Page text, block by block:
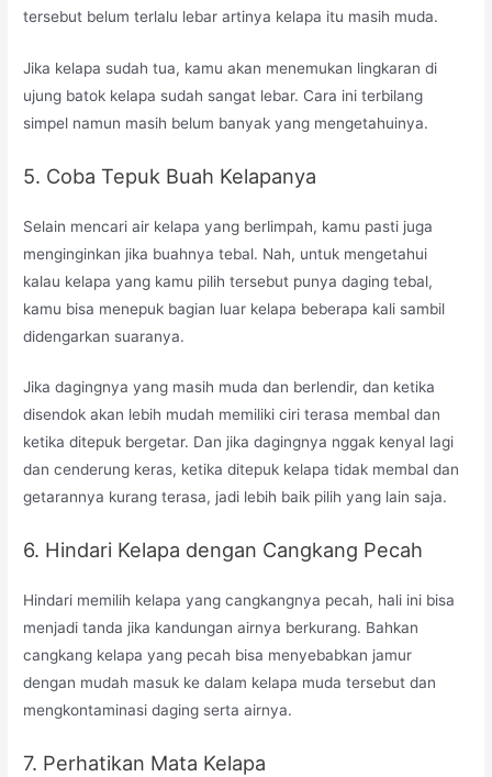
tersebut belum terlalu lebar artinya kelapa itu masih muda.
Jika kelapa sudah tua, kamu akan menemukan lingkaran di
ujung batok kelapa sudah sangat lebar. Cara ini terbilang
simpel namun masih belum banyak yang mengetahuinya.
5. Coba Tepuk Buah Kelapanya
Selain mencari air kelapa yang berlimpah, kamu pasti juga
menginginkan jika buahnya tebal. Nah, untuk mengetahui
kalau kelapa yang kamu pilih tersebut punya daging tebal,
kamu bisa menepuk bagian luar kelapa beberapa kali sambil
didengarkan suaranya.
Jika dagingnya yang masih muda dan berlendir, dan ketika
disendok akan lebih mudah memiliki ciri terasa membal dan
ketika ditepuk bergetar. Dan jika dagingnya nggak kenyal lagi
dan cenderung keras, ketika ditepuk kelapa tidak membal dan
getarannya kurang terasa, jadi lebih baik pilih yang lain saja.
6. Hindari Kelapa dengan Cangkang Pecah
Hindari memilih kelapa yang cangkangnya pecah, hali ini bisa
menjadi tanda jika kandungan airnya berkurang. Bahkan
cangkang kelapa yang pecah bisa menyebabkan jamur
dengan mudah masuk ke dalam kelapa muda tersebut dan
mengkontaminasi daging serta airnya.
7. Perhatikan Mata Kelapa